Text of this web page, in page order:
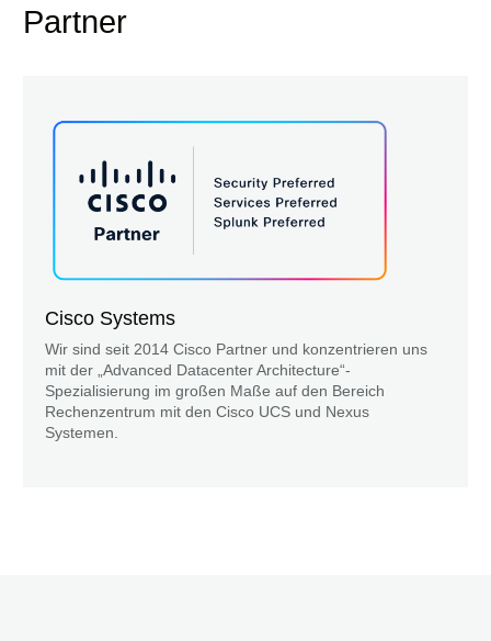
Partner
Cisco Systems
Wir sind seit 2014 Cisco Partner und konzentrieren uns
mit der „Advanced Datacenter Architecture“-
Spezialisierung im großen Maße auf den Bereich
Rechenzentrum mit den Cisco UCS und Nexus
Systemen.